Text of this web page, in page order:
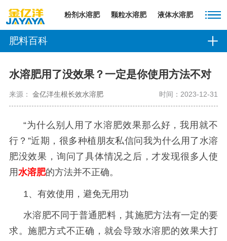
粉剂水溶肥 颗粒水溶肥 液体水溶肥
肥料百科
水溶肥用了没效果？一定是你使用方法不对
来源： 金亿洋生根长效水溶肥 时间：2023-12-31
“为什么别人用了水溶肥效果那么好，我用就不
行？ ”近期，很多种植朋友私信问我为什么用了 水溶
肥没效果，询问了具体情况之后，才发现很多人使
用 水溶肥的方法并不正确。
1、有效使用，避免无用功
水溶肥不同于普通肥料，其施肥方法有一定的要
求。施肥方式不正确，就会导致水溶肥的效果大打